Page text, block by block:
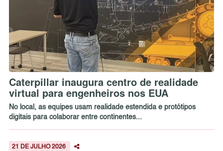
Caterpillar inaugura centro de realidade
virtual para engenheiros nos EUA
No local, as equipes usam realidade estendida e protótipos
digitais para colaborar entre continentes...
21 DE JULHO 2026